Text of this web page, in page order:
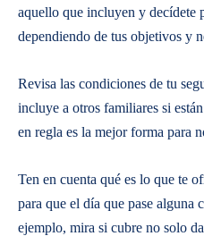
aquello que incluyen y decídete
dependiendo de tus objetivos y
Revisa las condiciones de tu
incluye a otros familiares si
en regla es la mejor forma para
Ten en cuenta qué es lo que te
para que el día que pase alguna
ejemplo, mira si cubre no solo